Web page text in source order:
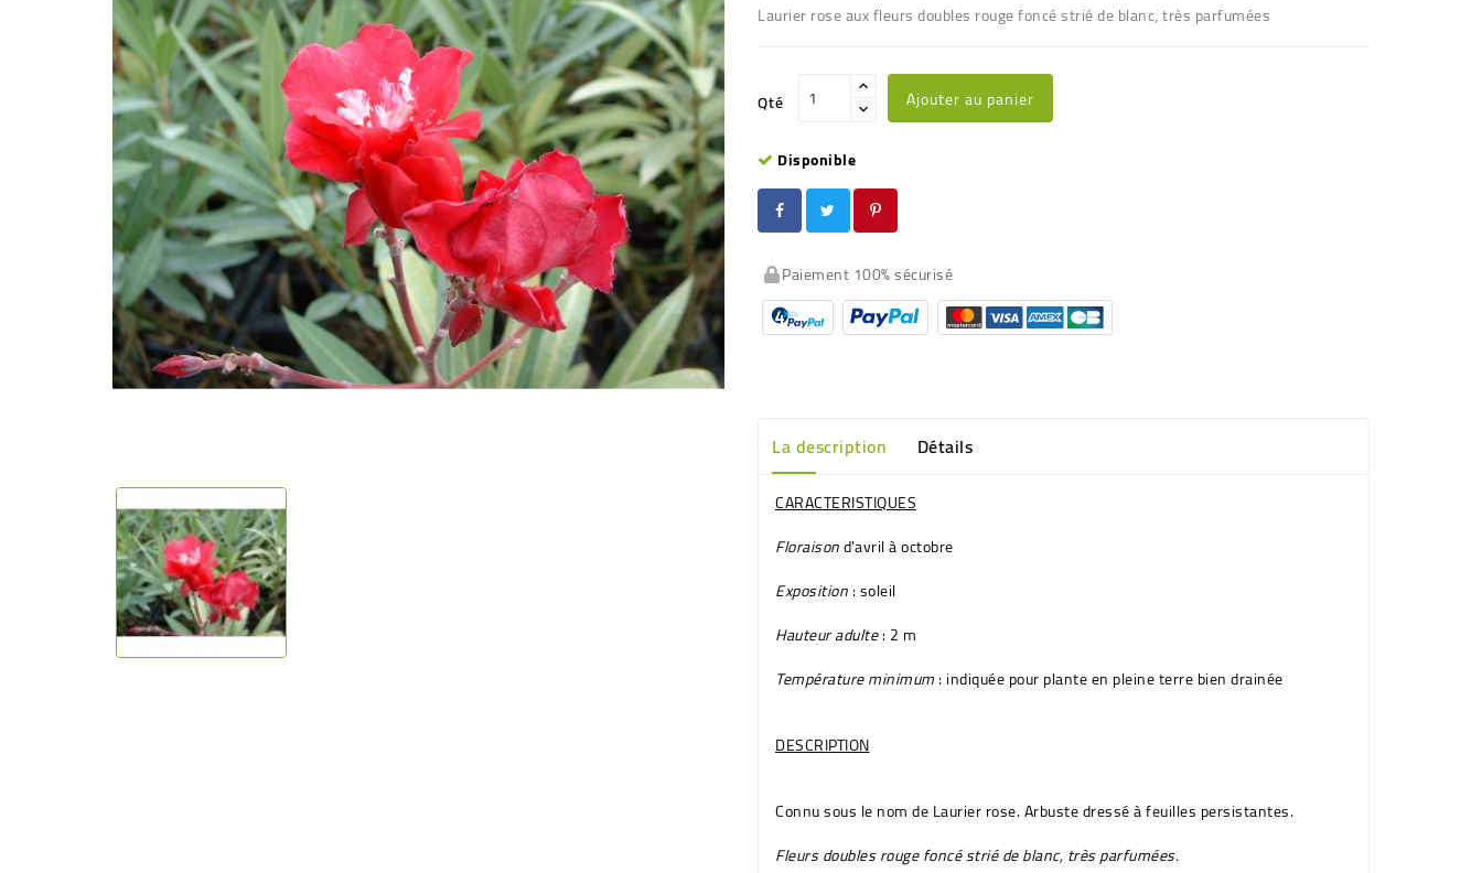
Laurier rose aux fleurs doubles rouge foncé strié de blanc, très parfumées
Qté Ajouter au panier
Disponible
Paiement 100% sécurisé
La description Détails
CARACTERISTIQUES
Floraisond'avril à octobre
Exposition: soleil
Hauteur adulte: 2 m
Température minimum: indiquée pour plante en pleine terre bien drainée
DESCRIPTION
Connu sous le nom deLaurier rose. Arbuste dressé à feuilles persistantes.
Fleursdoubles rouge foncé strié de blanc, très parfumées.